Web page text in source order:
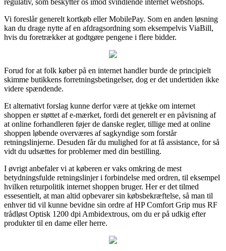
Vi foreslår generelt kortkøb eller MobilePay. Som en anden løsning
kan du drage nytte af en afdragsordning som eksempelvis ViaBill,
hvis du foretrækker at godtgøre pengene i flere bidder.
Forud for at folk køber på en internet handler burde de principielt
skimme butikkens forretningsbetingelser, dog er det undertiden ikke
videre spændende.
Et alternativt forslag kunne derfor være at tjekke om internet
shoppen er støttet af e-mærket, fordi det generelt er en påvisning af
at online forhandleren føjer de danske regler, tillige med at online
shoppen løbende overværes af sagkyndige som forstår
retningslinjerne. Desuden får du mulighed for at få assistance, for så
vidt du udsættes for problemer med din bestilling.
I øvrigt anbefaler vi at køberen er vaks omkring de mest
betydningsfulde retningslinjer i forbindelse med ordren, til eksempel
hvilken returpolitik internet shoppen bruger. Her er det tilmed
essesentielt, at man altid opbevarer sin købsbekræftelse, så man til
enhver tid vil kunne bevidne sin ordre af HP Comfort Grip mus RF
trådløst Optisk 1200 dpi Ambidextrous, om du er på udkig efter
produkter til en dame eller herre.